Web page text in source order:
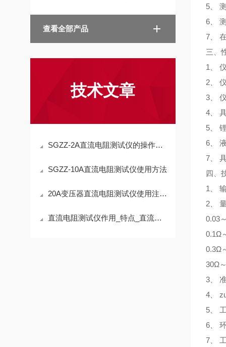
查看全部产品
技术文章
SGZZ-2A直流电阻测试仪的操作规程
SGZZ-10A直流电阻测试仪使用方法
20A变压器直流电阻测试仪使用注意事项
直流电阻测试仪作用_特点_直流电阻测试仪厂家—上海晟皋电气
5、
6、
7、
三、
1、
2、
3、
4、
5、
6、
7、
四、
1、
2、
0.03
0.1Ω
0.3Ω
30Ω
3、
4、
5、
6、
7、